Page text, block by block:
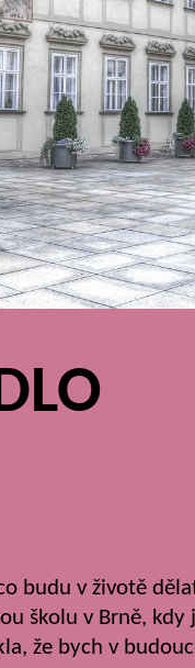
budu v životě
školu v Brně,
že bych v